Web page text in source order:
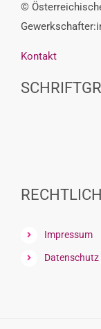
©
Kontakt
Impressum
Datenschutz